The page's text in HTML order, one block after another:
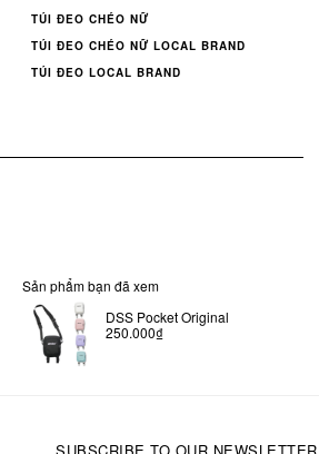
TÚI ĐEO CHÉO NỮ
TÚI ĐEO CHÉO NỮ LOCAL BRAND
TÚI ĐEO LOCAL BRAND
Sản phẩm bạn đã xem
DSS Pocket Original
250.000₫
SUBSCRIBE TO OUR NEWSLETTER